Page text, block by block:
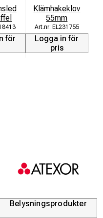
för
Klämhakeklov
55mm
EL231755
Logga in för
pris
Belysningsprodukter